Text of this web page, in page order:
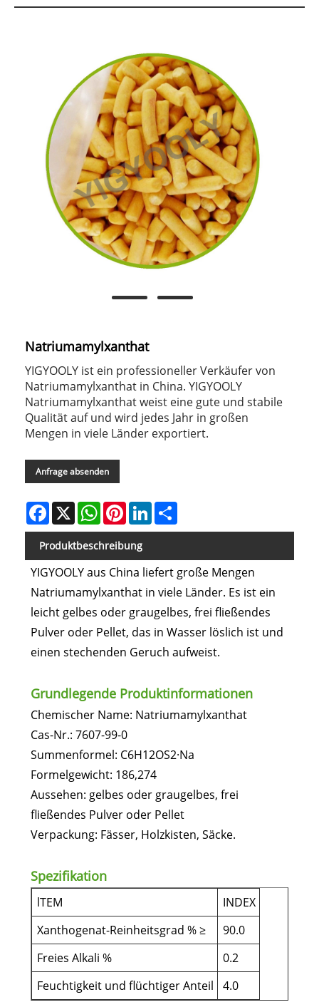
Natriumamylxanthat
YIGYOOLY ist ein professioneller Verkäufer von
Natriumamylxanthat in China. YIGYOOLY
Natriumamylxanthat weist eine gute und stabile
Qualität auf und wird jedes Jahr in großen
Mengen in viele Länder exportiert.
Anfrage absenden
Facebook
X WhatsAppPinterestLinkedIn
Produktbeschreibung
YIGYOOLY aus China liefert große Mengen
Natriumamylxanthat in viele Länder. Es ist ein
leicht gelbes oder graugelbes, frei fließendes
Pulver oder Pellet, das in Wasser löslich ist und
einen stechenden Geruch aufweist.
Grundlegende Produktinformationen
Chemischer Name: Natriumamylxanthat
Cas-Nr.: 7607-99-0
Summenformel: C6H12OS2·Na
Formelgewicht: 186,274
Aussehen: gelbes oder graugelbes, frei
fließendes Pulver oder Pellet
Verpackung: Fässer, Holzkisten, Säcke.
Spezifikation
lTEM
INDEX
Xanthogenat-Reinheitsgrad % ≥
90.0
Freies Alkali %
0.2
Feuchtigkeit und flüchtiger Anteil
4.0